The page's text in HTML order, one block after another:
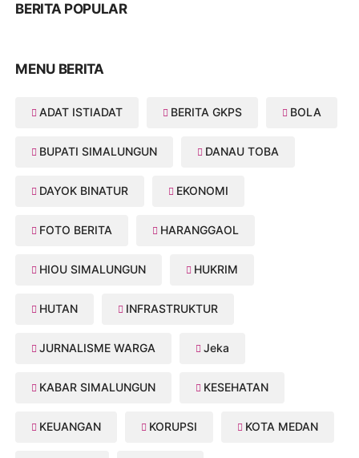
BERITA POPULAR
MENU BERITA
ADAT ISTIADAT BERITA GKPS BOLA
BUPATI SIMALUNGUN DANAU TOBA
DAYOK BINATUR EKONOMI
FOTO BERITA HARANGGAOL
HIOU SIMALUNGUN HUKRIM
HUTAN INFRASTRUKTUR
JURNALISME WARGA Jeka
KABAR SIMALUNGUN KESEHATAN
KEUANGAN KORUPSI KOTA MEDAN